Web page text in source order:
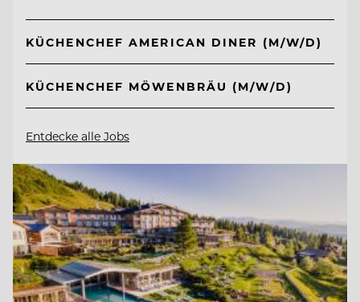
KÜCHENCHEF AMERICAN DINER (M/W/D)
KÜCHENCHEF MÖWENBRÄU (M/W/D)
Entdecke alle Jobs